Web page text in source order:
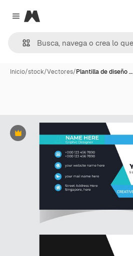
Close menu
Magnific
Inicio/stock/Vectores/Plantilla de diseño …
Premium